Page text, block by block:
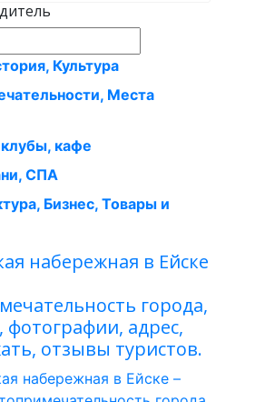
Культура
Места
кафе
СПА
Бизнес, Товары и
набережная в Ейске
города,
фотографии, адрес,
отзывы туристов.